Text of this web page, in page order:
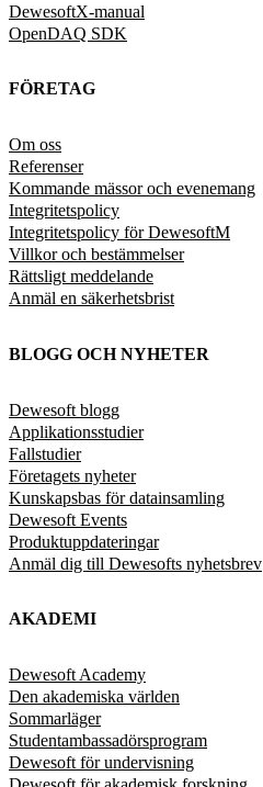
DewesoftX-manual
OpenDAQ SDK
FÖRETAG
Om oss
Referenser
Kommande mässor och evenemang
Integritetspolicy
Integritetspolicy för DewesoftM
Villkor och bestämmelser
Rättsligt meddelande
Anmäl en säkerhetsbrist
BLOGG OCH NYHETER
Dewesoft blogg
Applikationsstudier
Fallstudier
Företagets nyheter
Kunskapsbas för datainsamling
Dewesoft Events
Produktuppdateringar
Anmäl dig till Dewesofts nyhetsbrev
AKADEMI
Dewesoft Academy
Den akademiska världen
Sommarläger
Studentambassadörsprogram
Dewesoft för undervisning